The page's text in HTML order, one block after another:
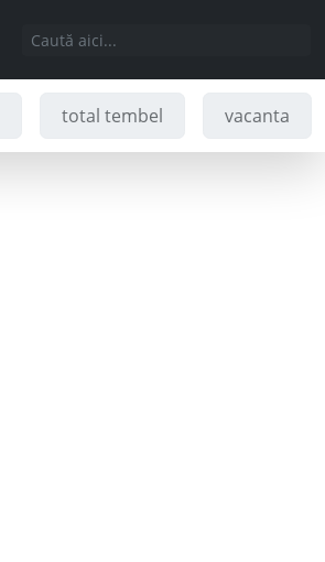
total tembel vacanta